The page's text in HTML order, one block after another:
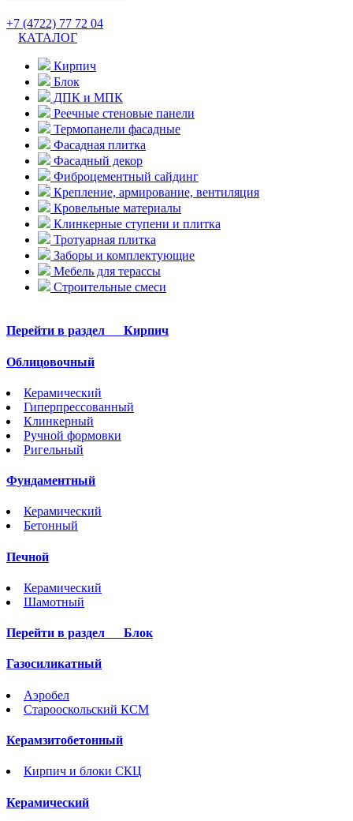
+7 (4722) 77 72 04
КАТАЛОГ
Кирпич
Блок
ДПК и МПК
Реечные стеновые панели
Термопанели фасадные
Фасадная плитка
Фасадный декор
Фиброцементный сайдинг
Крепление, армирование, вентиляция
Кровельные материалы
Клинкерные ступени и плитка
Тротуарная плитка
Заборы и комплектующие
Мебель для терассы
Строительные смеси
Перейти в раздел Кирпич
Облицовочный
Керамический
Гиперпрессованный
Клинкерный
Ручной формовки
Ригельный
Фундаментный
Керамический
Бетонный
Печной
Керамический
Шамотный
Перейти в раздел Блок
Газосиликатный
Аэробел
Старооскольский КСМ
Керамзитобетонный
Кирпич и блоки СКЦ
Керамический